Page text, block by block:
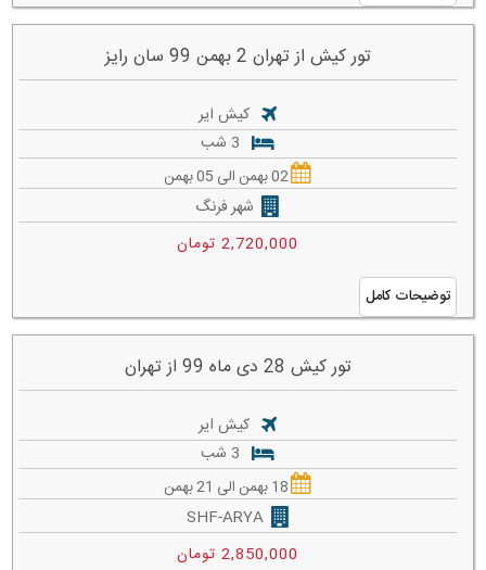
تور کیش از تهران 2 بهمن 99 سان رایز
کیش ایر
02 بهمن الی 05 بهمن
شهر فرنگ
2,720,000 تومان
توضیحات کامل
تور کیش 28 دی ماه 99 از تهران
کیش ایر
18 بهمن الی 21 بهمن
SHF-ARYA
2,850,000 تومان